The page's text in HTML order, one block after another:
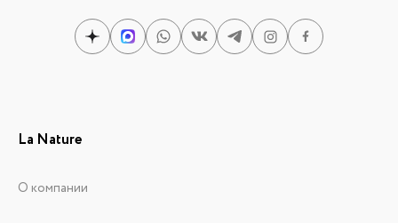
La Nature
О компании